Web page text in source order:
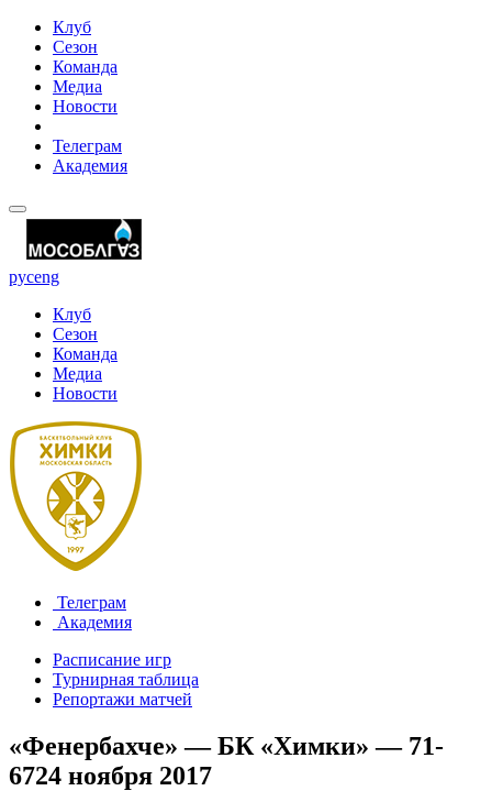
Клуб
Сезон
Команда
Медиа
Новости
Телеграм
Академия
русeng
Клуб
Сезон
Команда
Медиа
Новости
Телеграм
Академия
Расписание игр
Турнирная таблица
Репортажи матчей
«Фенербахче» — БК «Химки» — 71-
6724 ноября 2017